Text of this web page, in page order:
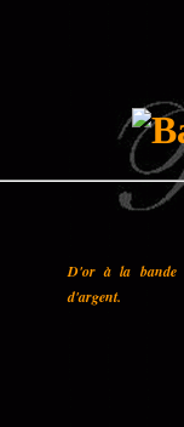
D'or à la bande
d'argent.